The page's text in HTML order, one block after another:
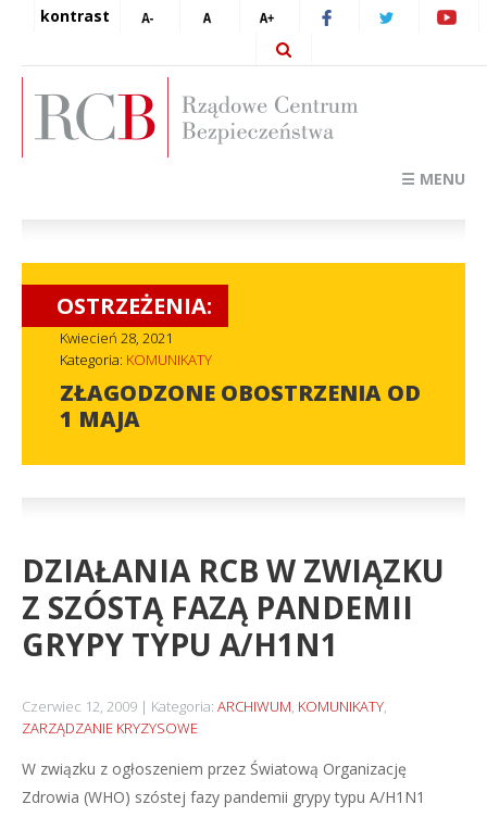
kontrast
☰ MENU
OSTRZEŻENIA:
Kwiecień 28, 2021
Kategoria: KOMUNIKATY
ZŁAGODZONE OBOSTRZENIA OD
1 MAJA
DZIAŁANIA RCB W ZWIĄZKU
Z SZÓSTĄ FAZĄ PANDEMII
GRYPY TYPU A/H1N1
Czerwiec 12, 2009 Kategoria: ARCHIWUM, KOMUNIKATY,
ZARZĄDZANIE KRYZYSOWE
W związku z ogłoszeniem przez Światową Organizację
Zdrowia (WHO) szóstej fazy pandemii grypy typu A/H1N1